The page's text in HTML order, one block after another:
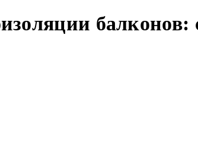
балконов: